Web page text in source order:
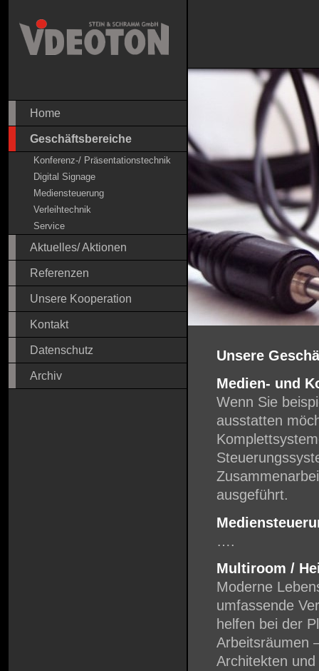
Home
Geschäftsbereiche
Konferenz-/ Präsentationstechnik
Digital Signage
Mediensteuerung
Verleihtechnik
Service
Aktuelles/ Aktionen
Referenzen
Unsere Kooperation
Kontakt
Datenschutz
Archiv
Unsere
Medien- und
Wenn Sie
ausstatten
ausgeführt.
….
Multiroom /
Moderne
umfassende
helfen bei der
Arbeitsräumen
Architekten